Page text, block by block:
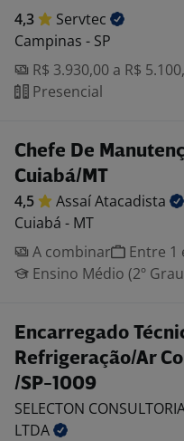
4,3
Servtec
Campinas - SP
R$ 3.930,00 a R$
Presencial
Chefe De
Cuiabá/MT
4,5 AssaíAtacadista
Cuiabá - MT
A combinar
Entre 1
Ensino Médio (2º
Encarregado
Refrigeração/Ar
/SP-1009
SELECTON
LTDA